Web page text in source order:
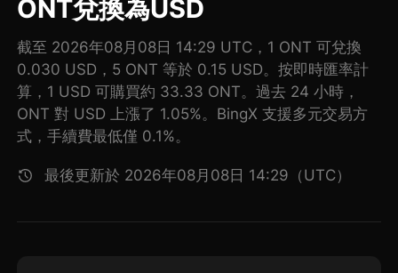
ONT兌換為USD
截至 2026年08月08日 14:29 UTC，1 ONT 可兌換
0.030 USD，5 ONT 等於 0.15 USD。按即時匯率計
算，1 USD 可購買約 33.33 ONT。過去 24 小時，
ONT 對 USD 上漲了 1.05%。BingX 支援多元交易方
式，手續費最低僅 0.1%。
最後更新於 2026年08月08日 14:29（UTC）